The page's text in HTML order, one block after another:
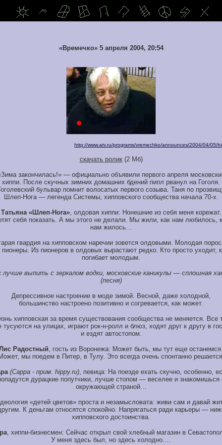
«Времечко» 5 апреля 2004, 20:54
http://www.atv.ru/programs/vremechko/announces/2004/04/05/
скачать ролик(2 Мб)
закончилась!» — официально объявили первого апреля
хиппи. После скучных зимних домашних бдений пипл рванул на Гоголя.
бульвар помнит волосатых первого созыва. Таня по
Шлеп-Нога — легенда Системы, хипповского сообщества начала 70-х.
Татьяна «Шлеп-Нога», олдовая хиппи: Нонешние из себя меня корежат.
себя показать. А мы этого не делали. Мы жили, как нам любилось,
нам жилось…
гвардия на хипповском наречии зовется олдовыми. Молодая
Из пионеров в олдовых вырастают редко. Кто просто уходит,
погибает молодым.
лучше выпить с зеркалом водки, московские каникулы — сплошная
(песня)
Депрессивное настроение в моде зимой. Весной, даже холодной,
большинство настроено позитивно и согревается, как может.
хипповская за время существования сообщества не меняется. Все
тусуются на улицах, играют рок-н-ролл и блюз, ходят друг к другу в
и ездят автостопом.
Радостный, гость из Воронежа: Может быть, мы тут еще останемся.
мы поедем в Питер, в Тулу. Это всегда очень спонтанно
(Сарра - прим. hippy.ru), певица: На поезде ехать скучно, особенно,
дурацкие попутчики, лучше стопом — веселее и знакомишься
окружающей страной…
«детей цветов» проста и незамысловата: живи сам и давай
К деньгам относятся спокойно. Напрягаться ради карьеры —
хипповского достоинства.
, хиппи-бизнесмен: Сейчас открыл свой хлебный магазин в
У меня здесь был, но здесь холодно….